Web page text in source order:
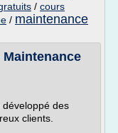
/ cours
/ maintenance
des
clients.